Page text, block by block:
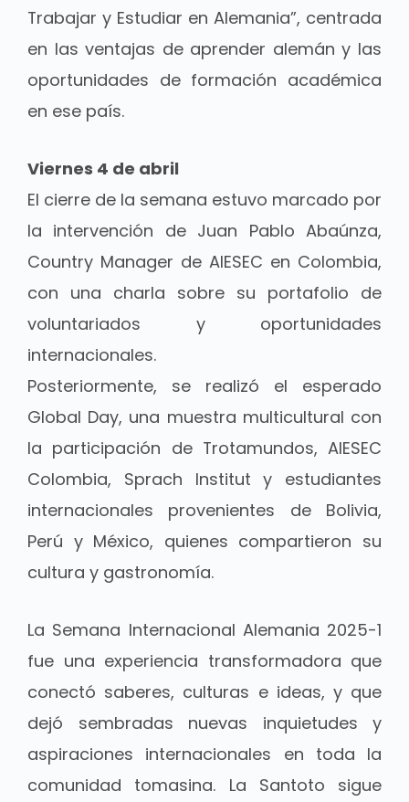
Trabajar y Estudiar en Alemania”, centrada
en las ventajas de aprender alemán y las
oportunidades de formación académica
en ese país.
Viernes 4 de abril
El cierre de la semana estuvo marcado por
la intervención de Juan Pablo Abaúnza,
Country Manager de AIESEC en Colombia,
con una charla sobre su portafolio de
voluntariados y oportunidades
internacionales.
Posteriormente, se realizó el esperado
Global Day, una muestra multicultural con
la participación de Trotamundos, AIESEC
Colombia, Sprach Institut y estudiantes
internacionales provenientes de Bolivia,
Perú y México, quienes compartieron su
cultura y gastronomía.
La Semana Internacional Alemania 2025-1
fue una experiencia transformadora que
conectó saberes, culturas e ideas, y que
dejó sembradas nuevas inquietudes y
aspiraciones internacionales en toda la
comunidad tomasina. La Santoto sigue